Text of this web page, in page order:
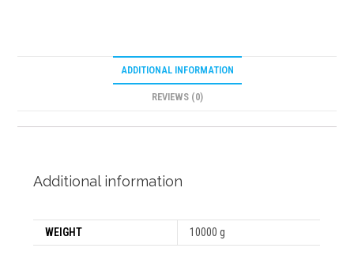
ADDITIONAL INFORMATION
REVIEWS (0)
Additional information
WEIGHT 10000 g